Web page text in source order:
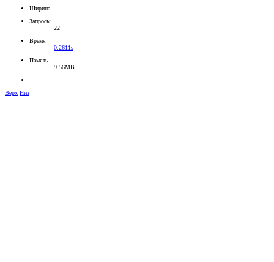
Ширина
Запросы
22
Время
0.2611s
Память
9.56MB
Верх Низ